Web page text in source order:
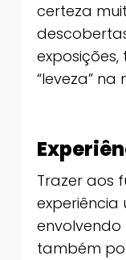
certeza
“leveza” na
Trazer aos
experiência
envolvendo
também